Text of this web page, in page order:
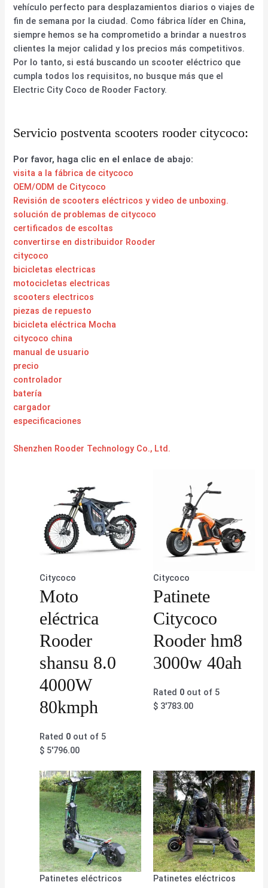
vehículo perfecto para desplazamientos diarios o viajes de
fin de semana por la ciudad. Como fábrica líder en China,
siempre hemos se ha comprometido a brindar a nuestros
clientes la mejor calidad y los precios más competitivos.
Por lo tanto, si está buscando un scooter eléctrico que
cumpla todos los requisitos, no busque más que el
Electric City Coco de Rooder Factory.
Servicio postventa scooters rooder citycoco:
Por favor, haga clic en el enlace de abajo:
visita a la fábrica de citycoco
OEM/ODM de Citycoco
Revisión de scooters eléctricos y video de unboxing.
solución de problemas de citycoco
certificados de escoltas
convertirse en distribuidor Rooder
citycoco
bicicletas electricas
motocicletas electricas
scooters electricos
piezas de repuesto
bicicleta eléctrica Mocha
citycoco china
manual de usuario
precio
controlador
batería
cargador
especificaciones
Shenzhen Rooder Technology Co., Ltd.
Citycoco
Moto
eléctrica
Rooder
shansu 8.0
4000W
80kmph
Rated 0 out of 5
$ 5'796.00
Citycoco
Patinete
Citycoco
Rooder hm8
3000w 40ah
Rated 0out of 5
$3'783.00
Patinetes eléctricos Patinetes eléctricos